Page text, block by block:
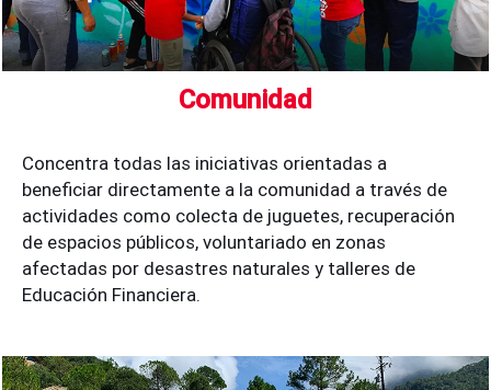
Comunidad
Concentra todas las iniciativas orientadas a
beneficiar directamente a la comunidad a través de
actividades como colecta de juguetes, recuperación
de espacios públicos, voluntariado en zonas
afectadas por desastres naturales y talleres de
Educación Financiera.